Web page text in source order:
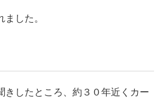
した。
きしたところ、約３０年近くカー